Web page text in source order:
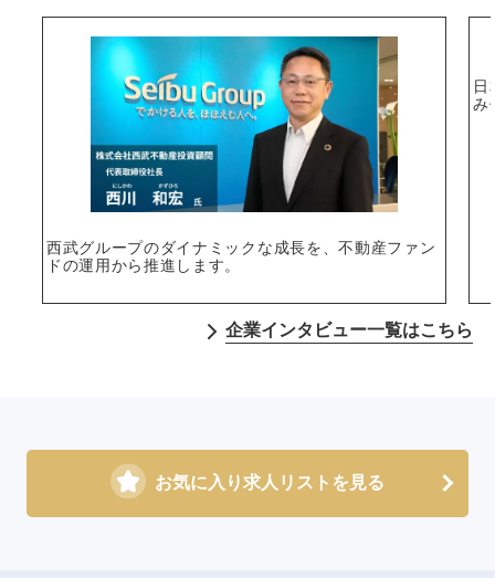
西武グループのダイナミックな成長を、不動産ファン
ドの運用から推進します。
日
み
企業インタビュー一覧はこちら
お気に入り求人リストを見る